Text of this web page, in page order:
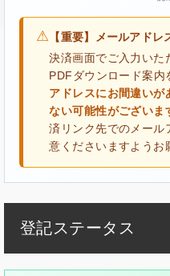
⚠ 【重要】メールアドレ
決済画面でご入力いた
PDFダウンロード案内
アドレスにお間違いが
ない可能性がございま
済リンク先でのメール
意くださいますようお
登記ステータス